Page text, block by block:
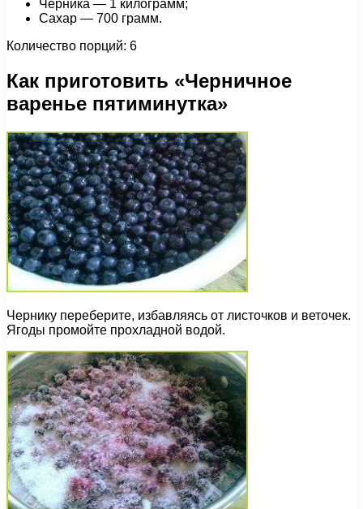
Черника — 1 килограмм;
Сахар — 700 грамм.
Количество порций: 6
Как приготовить «Черничное
варенье пятиминутка»
Чернику переберите, избавляясь от листочков и веточек.
Ягоды промойте прохладной водой.